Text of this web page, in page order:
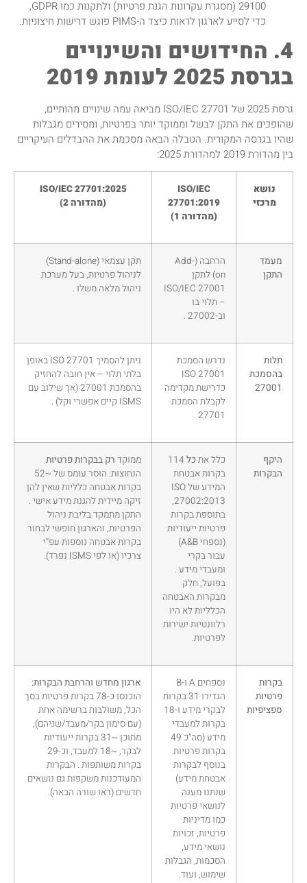
29100 (מסגרת עקרונות הגנת פרטיות) ולתקנות כמו GDPR,
כדי לסייע לארגון לראות כיצד ה-PIMS פוגש דרישות חיצוניות.
4. החידושים והשינויים
בגרסת 2025 לעומת 2019
גרסת 2025 של ISO/IEC 27701 מביאה עמה שינויים מהותיים,
שהופכים את התקן לבשל וממוקד יותר בפרטיות, ומסירים מגבלות
שהיו בגרסה המקורית. הטבלה הבאה מסכמת את ההבדלים העיקריים
בין מהדורת 2019 למהדורת 2025:
נושא
מרכזי
ISO/IEC
27701:2019
(מהדורה 1)
ISO/IEC 27701:2025
(מהדורה 2)
מעמד
התקן
הרחבה (Add-
on) לתקן
ISO/IEC 27001
– תלוי בו
וב-27002 .
תקן עצמאי (Stand-alone)
לניהול פרטיות, בעל מערכת
ניהול מלאה משלו .
תלות
בהסמכת
27001
נדרש הסמכת
ISO 27001
כדרישת מקדימה
לקבלת הסמכת
27701 .
ניתן להסמיך ISO 27701 באופן
בלתי תלוי – אין חובה להחזיק
בהסמכת 27001 (אך שילוב עם
ISMS קיים אפשרי וקל) .
היקף
הבקרות
כלל את כל114
בקרות אבטחת
המידע של ISO
27002:2013,
בתוספת בקרות
פרטיות ייעודיות
(נספחי A&B)
עבור בקרי
ומעבדי מידע .
בפועל, חלק
מבקרות האבטחה
הכלליות לא היו
רלוונטיות ישירות
לפרטיות.
ממוקד רק בבקרות פרטיות
הנחוצות: הוסר עומס של ~52
בקרות אבטחה כלליות שאין להן
זיקה מיידית להגנת מידע אישי .
התקן מתמקד בליבת ניהול
הפרטיות, והארגון חופשי לבחור
בקרות אבטחה נוספות עפ”י
צרכיו (או לפי ISMS נפרד).
בקרות
פרטיות
ספציפיות
נספחים A ו-B
הגדירו 31 בקרות
לבקרי מידע ו-18
בקרות למעבדי
מידע (סה”כ 49
בקרות פרטיות
בנוסף לבקרות
אבטחת מידע)
שנתנו מענה
לנושאי פרטיות
כמו מדיניות
פרטיות, זכויות
נושאי מידע,
הסכמות, הגבלות
שימוש, ועוד.
ארגון מחדש והרחבת הבקרות:
הוכנסו כ-78 בקרות פרטיות בסך
הכל, משולבות ברשימה אחת
(עם סימון בקר/מעבד/שניהם),
מתוכן ~31 בקרות ייעודיות
לבקר, ~18 למעבד, וכ-29
בקרות משותפות . הבקרות
המעודכנות משקפות גם נושאים
חדשים (ראו שורה הבאה).